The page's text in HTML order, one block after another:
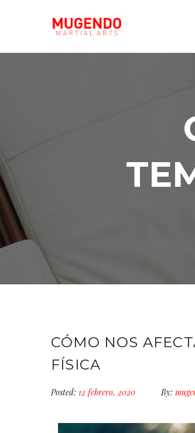
CÓMO NOS
FÍSICA
Posted: 12 febrero, 2020 By: